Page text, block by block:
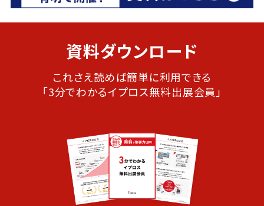
資料ダウンロード
これさえ読めば簡単に利用できる
「3分でわかるイプロス無料出展会員」